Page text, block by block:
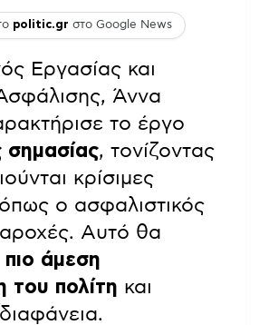
politic.gr στο Google News
Εργασίας και
Άννα
το έργο
σημασίας, τονίζοντας
κρίσιμες
όπως ο ασφαλιστικός
Αυτό θα
πιο άμεση
του πολίτη και